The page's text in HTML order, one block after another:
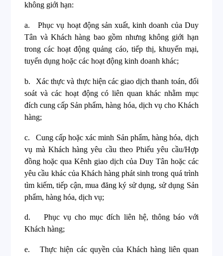
không giới hạn:
a.
Phục vụ hoạt động sản xuất, kinh doanh của Duy
Tân và Khách hàng bao gồm nhưng không giới hạn
trong các hoạt động quảng cáo, tiếp thị, khuyến mại,
tuyển dụng hoặc các hoạt động kinh doanh khác;
b.
Xác thực và thực hiện các giao dịch thanh toán, đối
soát và các hoạt động có liên quan khác nhằm mục
đích cung cấp Sản phẩm, hàng hóa, dịch vụ cho Khách
hàng;
c.
Cung cấp hoặc xác minh Sản phẩm, hàng hóa, dịch
vụ mà Khách hàng yêu cầu theo Phiếu yêu cầu/Hợp
đồng hoặc qua Kênh giao dịch của Duy Tân hoặc các
yêu cầu khác của Khách hàng phát sinh trong quá trình
tìm kiếm, tiếp cận, mua đăng ký sử dụng, sử dụng Sản
phẩm, hàng hóa, dịch vụ;
d.
Phục vụ cho mục đích liên hệ, thông báo với
Khách hàng;
e.
Thực hiện các quyền của Khách hàng liên quan